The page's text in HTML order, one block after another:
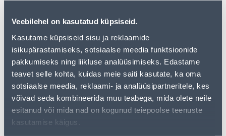
Veebilehel on kasutatud küpsiseid.
Kasutame küpsiseid sisu ja reklaamide
isikupärastamiseks, sotsiaalse meedia funktsioonide
pakkumiseks ning liikluse analüüsimiseks. Edastame
teavet selle kohta, kuidas meie saiti kasutate, ka oma
sotsiaalse meedia, reklaami- ja analüüsipartneritele, kes
võivad seda kombineerida muu teabega, mida olete neile
esitanud või mida nad on kogunud teiepoolse teenuste
kasutamise käigus.
from the same
product category , which can bring you
just as much joy!
But your shopping pleasure doesn't have to end here -
you can continue your research by returningto the
homepage
or use our powerful search function to
discover even more great options. Happy shopping!
• Kandiline prügikast mahutavusega 50 liitrit.
• 14-päevane tagastusõigus.